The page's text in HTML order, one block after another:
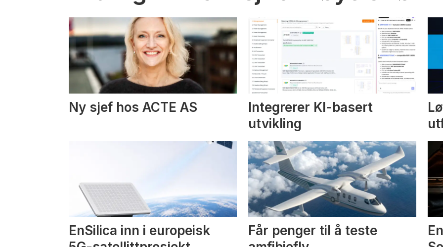
Ny sjef hos ACTE AS
Integrerer KI-basert
utvikling
EnSilica inn i europeisk
Får penger til å teste